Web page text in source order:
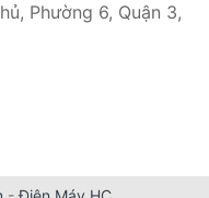
Phường 6, Quận 3,